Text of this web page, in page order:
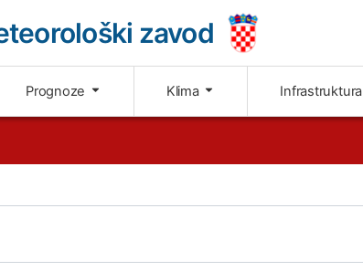
zavod
Prognoze Klima Infrastruktura